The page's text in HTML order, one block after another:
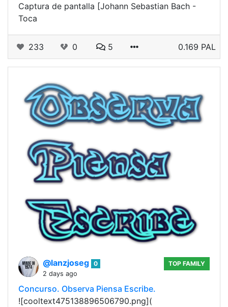
Captura de pantalla [Johann Sebastian Bach -
Toca
233 0 5 0.169 PAL
@lanzjoseg 0
2 days ago
TOP FAMILY
Concurso. Observa Piensa Escribe.
![cooltext475138896506790.png](